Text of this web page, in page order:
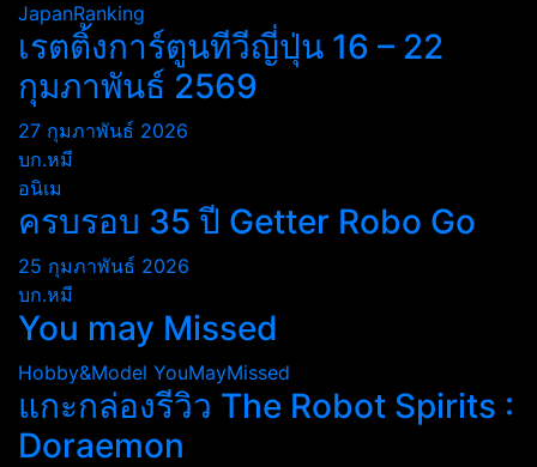
JapanRanking
เรตติ้งการ์ตูนทีวีญี่ปุ่น 16 – 22
กุมภาพันธ์ 2569
27 กุมภาพันธ์ 2026
บก.หมี
อนิเม
ครบรอบ 35 ปี Getter Robo Go
25 กุมภาพันธ์ 2026
บก.หมี
You may Missed
Hobby&Model YouMayMissed
แกะกล่องรีวิว The Robot Spirits :
Doraemon